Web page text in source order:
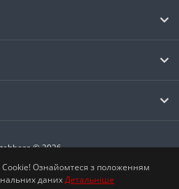
© 2026
Ознайомтеся з положенням
данихДетальніше